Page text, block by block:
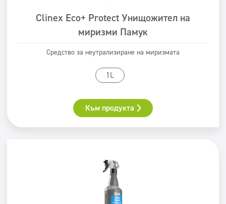
Clinex Eco+ Protect Унищожител на
миризми Памук
Средство за неутрализиране на миризмата
1L
Към продукта